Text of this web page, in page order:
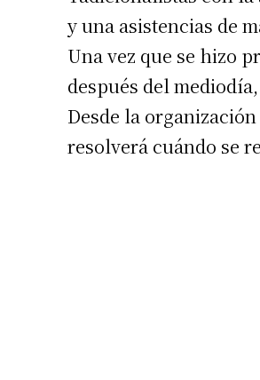
y una asistencias de
Una vez que se hizo
después del
Desde la
resolverá cuándo se